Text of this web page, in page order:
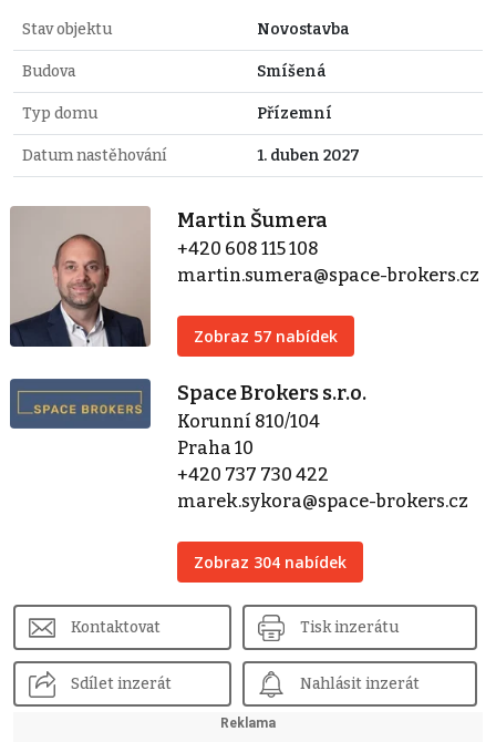
Stav objektu Novostavba
Budova Smíšená
Typ domu Přízemní
Datum nastěhování 1. duben 2027
Martin Šumera
+420 608 115 108
martin.sumera@space-brokers.cz
Zobraz 57 nabídek
Space Brokers s.r.o.
Korunní 810/104
Praha 10
+420 737 730 422
marek.sykora@space-brokers.cz
Zobraz 304 nabídek
Kontaktovat Tisk inzerátu
Sdílet inzerát Nahlásit inzerát